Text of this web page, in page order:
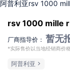
阿普利亚rsv 1000
rsv 1000 mille
厂商指导价： 暂无
*实际售价以当地经销商价
阿普利亚